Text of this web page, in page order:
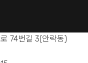
74번길 3(안락동)